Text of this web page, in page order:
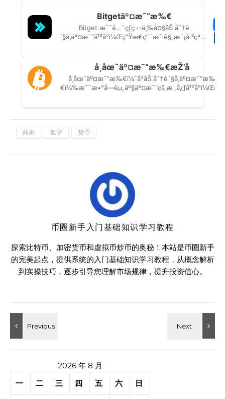
商家 数字 货币
币圈新手入门基础知识学习教程
探索比特币、加密货币和虚拟币炒币的奥秘！本站是币圈新手
的完美起点，提供系统的入门基础知识学习教程，从概念解析
到实操技巧，逐步引导您理解市场规律，提升投资信心。
2026 年 8 月
一
二 三 四 五 六 日